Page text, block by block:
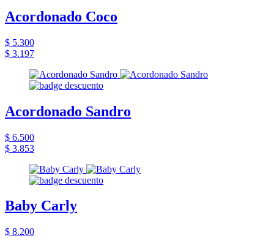
Acordonado Coco
$ 5.300
$ 3.197
Acordonado Sandro
$ 6.500
$ 3.853
Baby Carly
$ 8.200